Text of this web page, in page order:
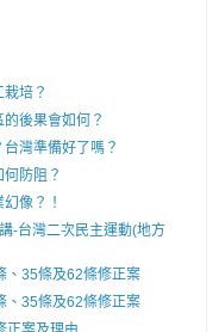
培？
後果會如何？
灣準備好了嗎？
防阻？
像？！
-台灣二次民主運動(地方
、35條及62條修正案
、35條及62條修正案